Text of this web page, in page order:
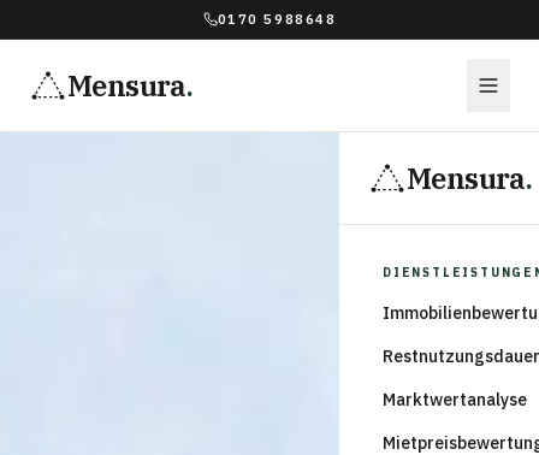
0170 5988648
Mensura.
Mensura.
Marktwertanalyse